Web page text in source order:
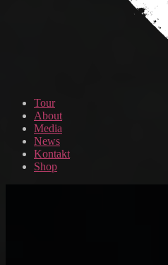
Tour
About
Media
News
Kontakt
Shop